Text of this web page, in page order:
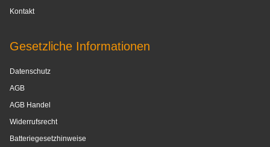
Kontakt
Gesetzliche Informationen
Datenschutz
AGB
AGB Handel
Widerrufsrecht
Batteriegesetzhinweise